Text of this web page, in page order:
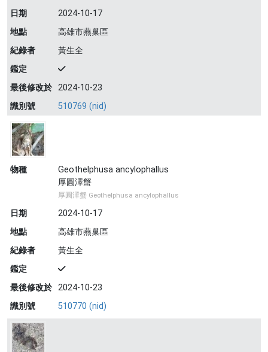
日期
2024-10-17
地點
高雄市燕巢區
紀錄者
黃生全
鑑定
最後修改於 2024-10-23
識別號
510769 (nid)
物種
Geothelphusa ancylophallus
厚圓澤蟹
厚圓澤蟹 Geothelphusa ancylophallus
日期
2024-10-17
地點
高雄市燕巢區
紀錄者
黃生全
鑑定
最後修改於 2024-10-23
識別號
510770 (nid)